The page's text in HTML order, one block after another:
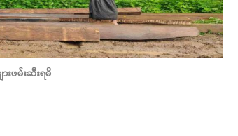
းဖမ်းဆီးရမိ